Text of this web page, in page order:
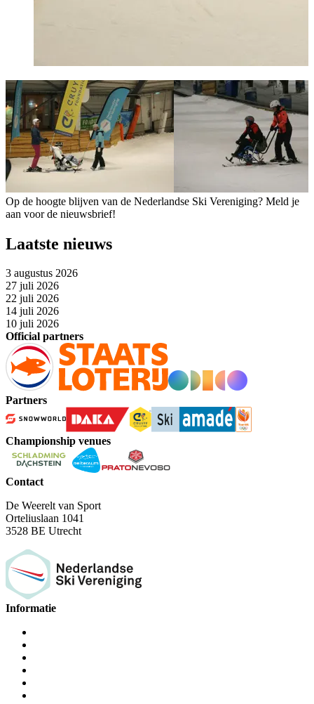
Op de hoogte blijven van de Nederlandse Ski Vereniging? Meld je
aan voor de nieuwsbrief!
Laatste nieuws
3 augustus 2026
27 juli 2026
22 juli 2026
14 juli 2026
10 juli 2026
Official partners
Partners
Championship venues
Contact
De Weerelt van Sport
Orteliuslaan 1041
3528 BE Utrecht
Informatie